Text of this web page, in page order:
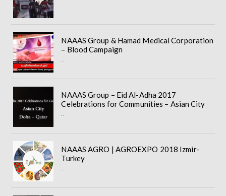
NAAAS Group & Hamad Medical Corporation
– Blood Campaign
NAAAS Group – Eid Al-Adha 2017
Celebrations for Communities – Asian City
NAAAS AGRO | AGROEXPO 2018 Izmir-
Turkey